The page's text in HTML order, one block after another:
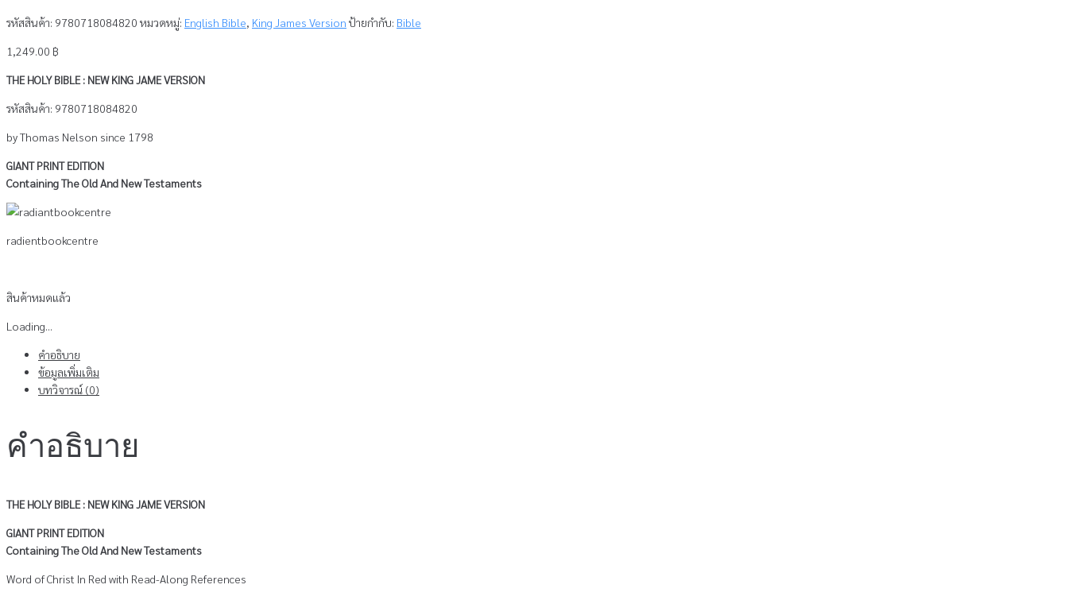
รหัสสินค้า: 9780718084820 หมวดหมู่: English Bible, King James Version ป้ายกำกับ: Bible
1,249.00 ฿
THE HOLY BIBLE : NEWKING JAME VERSION
รหัสสินค้า: 9780718084820
by Thomas Nelson since 1798
GIANT PRINT EDITION
Containing The Old And New Testaments
radientbookcentre
สินค้าหมดแล้ว
Loading...
คำอธิบาย
ข้อมูลเพิ่มเติม
บทวิจารณ์ (0)
คำอธิบาย
THE HOLY BIBLE : NEWKING JAME VERSION
GIANT PRINT EDITION
Containing The Old And New Testaments
Word of Christ In Red with Read-Along References